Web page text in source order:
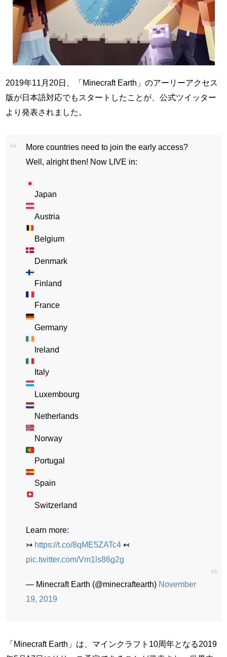
2019年11月20日、「Minecraft Earth」のアーリーアクセス
版が日本語対応でもスタートしたことが、公式ツイッター
より発表されました。
More countries need to join the early access?
Well, alright then! Now LIVE in:
Japan
Austria
Belgium
Denmark
Finland
France
Germany
Ireland
Italy
Luxembourg
Netherlands
Norway
Portugal
Spain
Switzerland
Learn more:
↣ https://t.co/8qME5ZATc4 ↢
pic.twitter.com/Vm1ls86g2g
— Minecraft Earth (@minecraftearth) November
19, 2019
「Minecraft Earth」は、マインクラフト10周年となる2019